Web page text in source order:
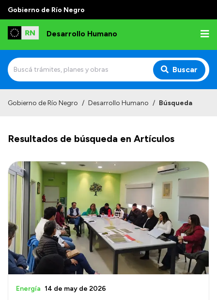
Gobierno de Río Negro
Desarrollo Humano
Buscar
Misión
Autoridades
Delegaciones
Normativa
Transparencia
Presupuesto
Boletín Oficial
Compras y licitaciones
Gobierno de Río Negro / Desarrollo Humano / Búsqueda
Resultados de búsqueda en Artículos
Energía 14 de may de 2026